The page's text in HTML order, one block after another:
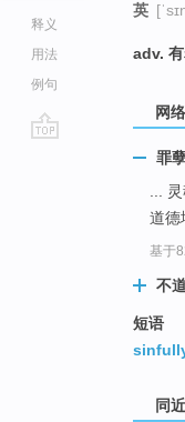
释义
用法
例句
英
adv.
网
罪
...
道德
基于
不
短语
同